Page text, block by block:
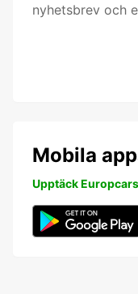
nyhetsbrev och
Mobila
Upptäck